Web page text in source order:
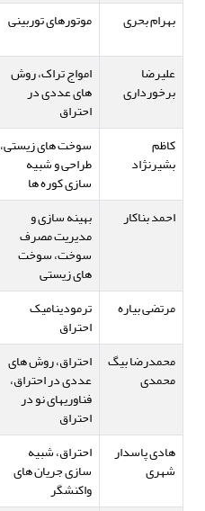
بهرام بحری
موتورهای توربینی
علیرضا
برخورداری
امواج تراک، روش
های عددی در
احتراق
کاظم
بشیرنژاد
سوخت های زیستی،
طراحی و شبیه
سازی کوره ها
احمد بناکار بهینه سازی و
مدیریت مصرف
سوخت، سوخت
های زیستی
مرتضی بیاره ترمودینامیک
احتراق
محمدرضا بیگ
محمدی
احتراق، روش های
عددی در احتراق،
فناوریهای نو در
احتراق
هادی پاسدار
شهری
احتراق، شبیه
سازی جریان های
واکنشگر